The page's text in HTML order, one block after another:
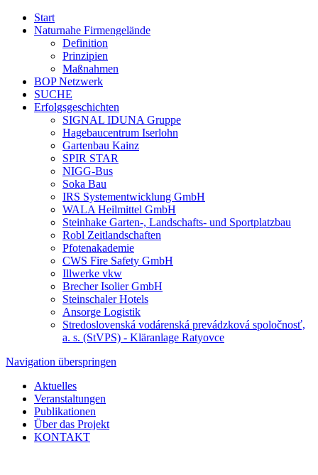
Start
Naturnahe Firmengelände
Definition
Prinzipien
Maßnahmen
BOP Netzwerk
SUCHE
Erfolgsgeschichten
SIGNAL IDUNA Gruppe
Hagebaucentrum Iserlohn
Gartenbau Kainz
SPIR STAR
NIGG-Bus
Soka Bau
IRS Systementwicklung GmbH
WALA Heilmittel GmbH
Steinhake Garten-, Landschafts- und Sportplatzbau
Robl Zeitlandschaften
Pfotenakademie
CWS Fire Safety GmbH
Illwerke vkw
Brecher Isolier GmbH
Steinschaler Hotels
Ansorge Logistik
Stredoslovenská vodárenská prevádzková spoločnosť,
a. s. (StVPS) - Kläranlage Ratyovce
Navigation überspringen
Aktuelles
Veranstaltungen
Publikationen
Über das Projekt
KONTAKT